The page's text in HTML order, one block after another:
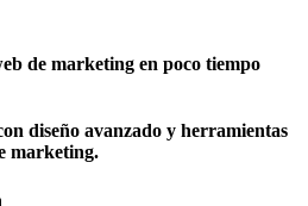
de marketing en poco tiempo
diseño avanzado y herramientas
marketing.